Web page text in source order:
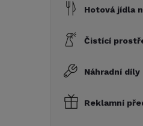
Hotová jídla
Čistící
Náhradní díly
Reklamní